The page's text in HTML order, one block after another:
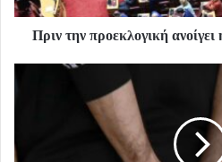
Πριν την προεκλογική